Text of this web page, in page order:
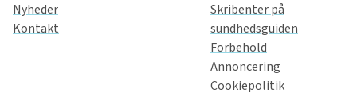
Nyheder
Kontakt
Skribenter på
sundhedsguiden
Forbehold
Annoncering
Cookiepolitik